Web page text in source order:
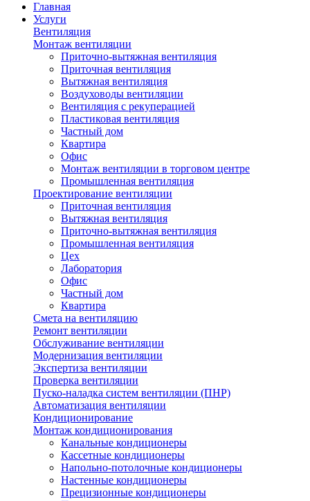
Главная
Услуги
Вентиляция
Монтаж вентиляции
Приточно-вытяжная вентиляция
Приточная вентиляция
Вытяжная вентиляция
Воздуховоды вентиляции
Вентиляция с рекуперацией
Пластиковая вентиляция
Частный дом
Квартира
Офис
Монтаж вентиляции в торговом центре
Промышленная вентиляция
Проектирование вентиляции
Приточная вентиляция
Вытяжная вентиляция
Приточно-вытяжная вентиляция
Промышленная вентиляция
Цех
Лаборатория
Офис
Частный дом
Квартира
Смета на вентиляцию
Ремонт вентиляции
Обслуживание вентиляции
Модернизация вентиляции
Экспертиза вентиляции
Проверка вентиляции
Пуско-наладка систем вентиляции (ПНР)
Автоматизация вентиляции
Кондиционирование
Монтаж кондиционирования
Канальные кондиционеры
Кассетные кондиционеры
Напольно-потолочные кондиционеры
Настенные кондиционеры
Прецизионные кондиционеры